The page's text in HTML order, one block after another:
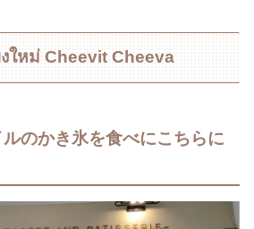
ใหม่ Cheevit Cheeva
のかき氷を食べにこちらに